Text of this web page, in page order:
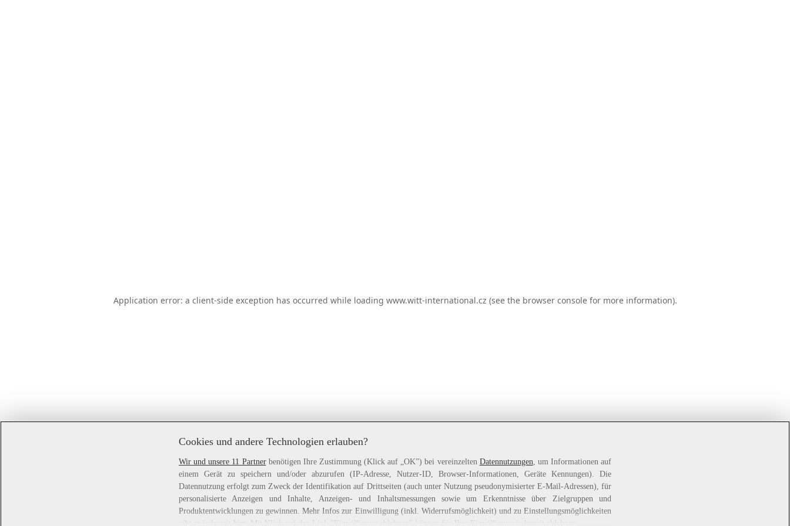
Application error: a client-side exception has occurred while loading www.witt-international.cz (see the browser consolefor more information).
Cookies und andere Technologien erlauben?
Wir und unsere 11 Partnerbenötigen Ihre Zustimmung (Klick auf „OK”) bei vereinzelten Datennutzungen , um Informationen auf
einem Gerät zu speichern und/oder abzurufen (IP-Adresse, Nutzer-ID, Browser-Informationen, Geräte Kennungen). Die
Datennutzung erfolgt zum Zweck der Identifikation auf Drittseiten (auch unter Nutzung pseudonymisierter E-Mail-Adressen), für
personalisierte Anzeigen und Inhalte, Anzeigen- und Inhaltsmessungen sowie um Erkenntnisse über Zielgruppen und
Produktentwicklungen zu gewinnen. Mehr Infos zur Einwilligung (inkl. Widerrufsmöglichkeit) und zu Einstellungsmöglichkeiten
gibt es jederzeit hier . Mit Klick auf den Link "Einwilligung ablehnen" können Sie Ihre Einwilligung jederzeit ablehnen.